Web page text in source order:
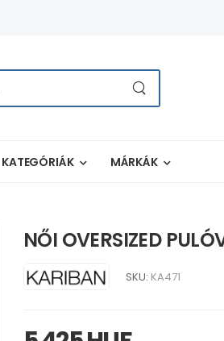
KATEGÓRIÁK MÁRKÁK
NŐI OVERSIZED
SKU: KA471